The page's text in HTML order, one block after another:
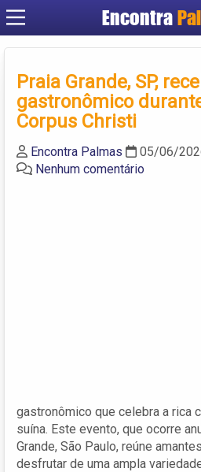
Encontra
Criar
Praia Grande, SP,
gastronômico
Corpus Christi
Encontra Palmas 05/06/
Nenhum comentário
gastronômico que celebra a rica
suína. Este evento, que ocorre
Grande, São Paulo, reúne
desfrutar de uma ampla